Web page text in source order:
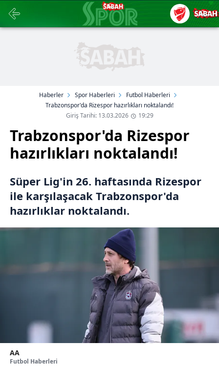
Haberler Spor Haberleri
Futbol Haberleri
Trabzonspor'da Rizespor hazırlıkları noktalandı!
Giriş Tarihi: 13.03.2026
19:29
Trabzonspor'da Rizespor
hazırlıkları noktalandı!
Süper Lig'in 26. haftasında Rizespor
ile karşılaşacak Trabzonspor'da
hazırlıklar noktalandı.
AA
Futbol Haberleri